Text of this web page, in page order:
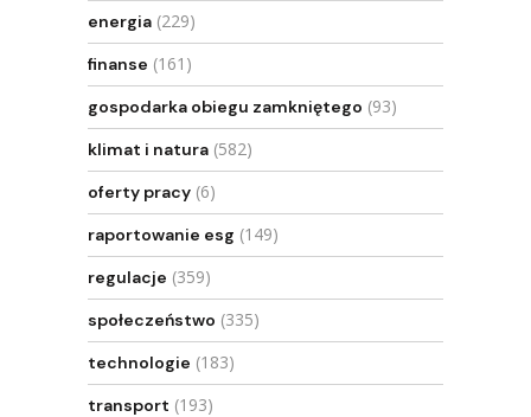
energia (229)
finanse (161)
gospodarka obiegu zamkniętego (93)
klimat i natura (582)
oferty pracy (6)
raportowanie esg (149)
regulacje (359)
społeczeństwo (335)
technologie (183)
transport (193)